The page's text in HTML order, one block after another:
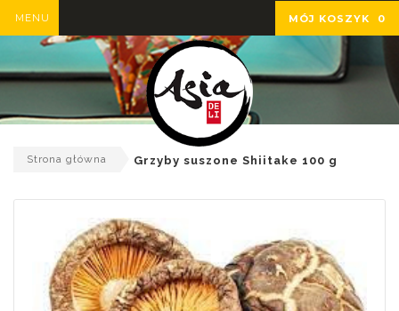
MÓJ KOSZYK 0
MENU
Strona główna Grzyby suszone Shiitake 100 g